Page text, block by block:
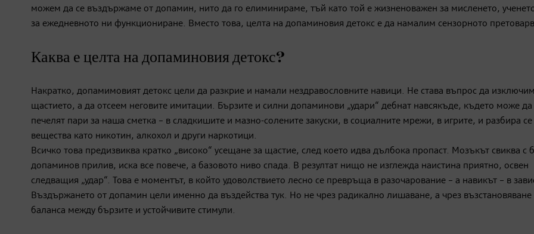
можем да се въздържаме от допамин, нито да го елиминираме, тъй като той е жизненоважен за мисленето,
за ежедневното ни функциониране. Вместо това, целта на допаминовия детокс е да намалим сензорното
Каква е целта на допаминовия детокс?
Накратко, допамимовият детокс цели да разкрие и намали нездравословните навици. Не става въпрос да
щастието, а да отсеем неговите имитации. Бързите и силни допаминови „удари“ дебнат навсякъде, където може да
печелят пари за наша сметка – в сладкишите и мазно-солените закуски, в социалните мрежи, в игрите, и разбира
вещества като никотин, алкохол и други наркотици.
Всичко това предизвиква кратко „високо“ усещане за щастие, след което идва дълбока пропаст. Мозъкът свиква с
допаминов прилив, иска все повече, а базовото ниво спадa. В резултат нищо не изглежда наистина приятно, освен
следващия „удар“. Това е моментът, в който удоволствието лесно се превръща в разочарование – а навикът – в
Въздържането от допамин цели именно да въздейства тук. Но не чрез радикално лишаване, а чрез възстановяване
баланса между бързите и устойчивите стимули.